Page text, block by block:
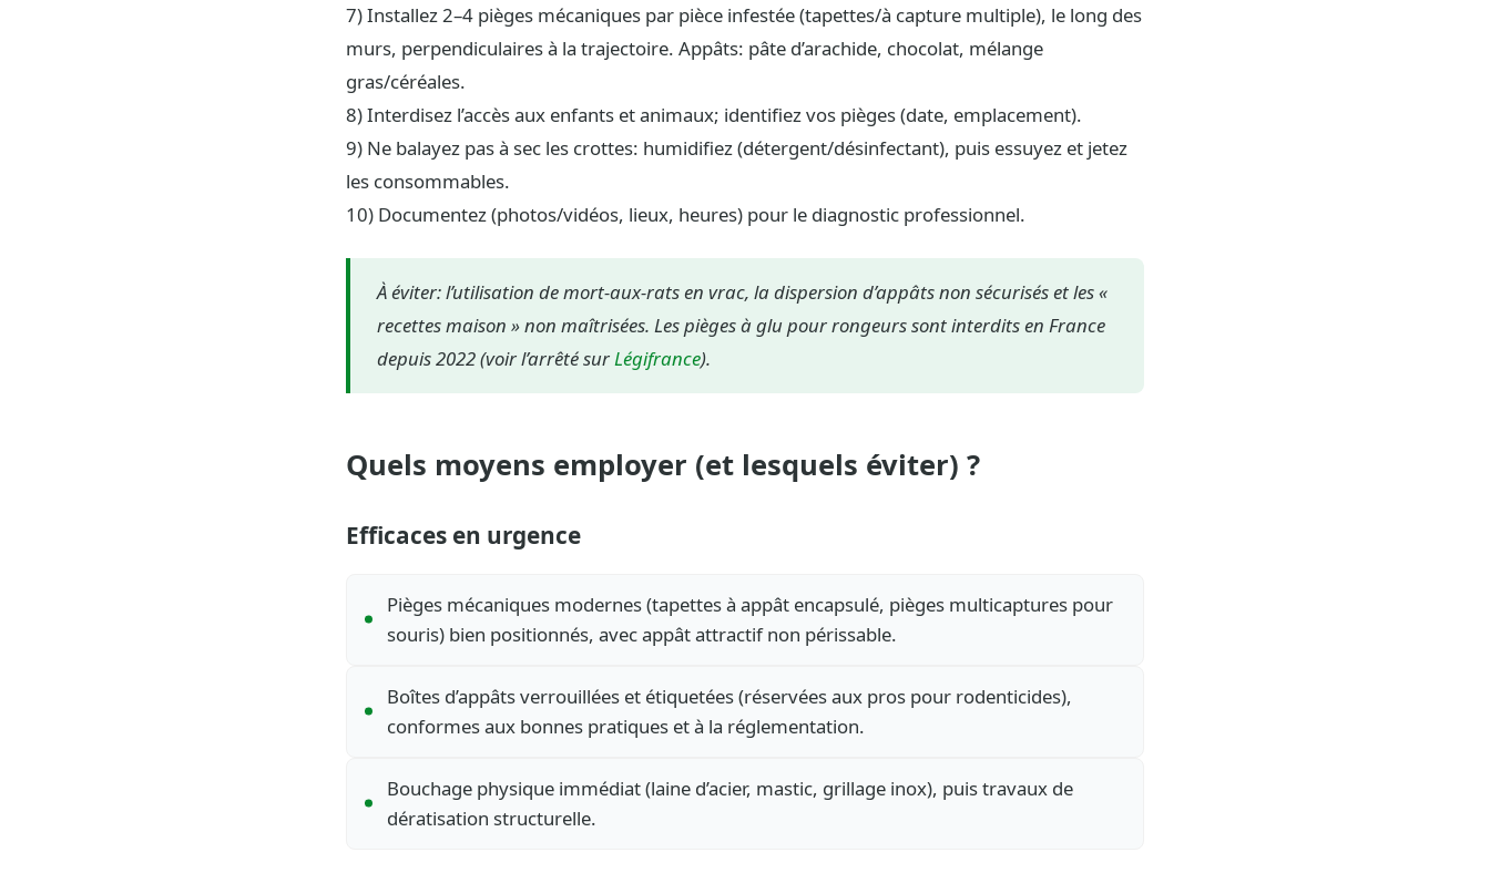
7) Installez 2–4 pièges mécaniques par pièce infestée (tapettes/à capture multiple), le long des
murs, perpendiculaires à la trajectoire. Appâts: pâte d’arachide, chocolat, mélange
gras/céréales.
8) Interdisez l’accès aux enfants et animaux; identifiez vos pièges (date, emplacement).
9) Ne balayez pas à sec les crottes: humidifiez (détergent/désinfectant), puis essuyez et jetez
les consommables.
10) Documentez (photos/vidéos, lieux, heures) pour le diagnostic professionnel.
À éviter: l’utilisation de mort-aux-rats en vrac, la dispersion d’appâts non sécurisés et les «
recettes maison » non maîtrisées. Les pièges à glu pour rongeurs sont interdits en France
depuis 2022 (voir l’arrêté sur Légifrance).
Quels moyens employer (et lesquels éviter) ?
Efficaces en urgence
Pièges mécaniques modernes (tapettes à appât encapsulé, pièges multicaptures pour
souris) bien positionnés, avec appât attractif non périssable.
Boîtes d’appâts verrouillées et étiquetées (réservées aux pros pour rodenticides),
conformes aux bonnes pratiques et à la réglementation.
Bouchage physique immédiat (laine d’acier, mastic, grillage inox), puis travaux de
dératisation structurelle.